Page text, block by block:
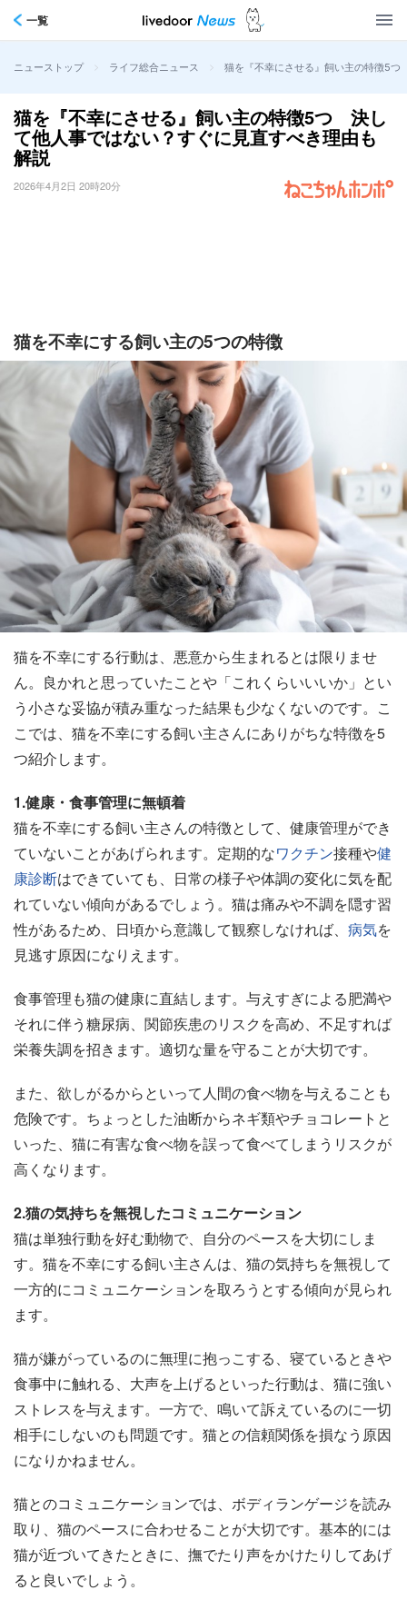
一覧
ニューストップ > ライフ総合ニュース > 猫を『不幸にさせる』飼い主の特徴5
猫を『不幸にさせる』飼い主の特徴5つ 決し
て他人事ではない？すぐに見直すべき理由も
解説
2026年4月2日 20時20分
猫を不幸にする飼い主の5つの特徴
猫を不幸にする行動は、悪意から生まれるとは限りませ
ん。良かれと思っていたことや「これくらいいいか」とい
う小さな妥協が積み重なった結果も少なくないのです。こ
こでは、猫を不幸にする飼い主さんにありがちな特徴を5
つ紹介します。
1.健康・食事管理に無頓着
猫を不幸にする飼い主さんの特徴として、健康管理ができ
ていないことがあげられます。定期的なワクチン接種や健
康診断はできていても、日常の様子や体調の変化に気を配
れていない傾向があるでしょう。猫は痛みや不調を隠す習
性があるため、日頃から意識して観察しなければ、 病気を
見逃す原因になりえます。
食事管理も猫の健康に直結します。与えすぎによる肥満や
それに伴う糖尿病、関節疾患のリスクを高め、不足すれば
栄養失調を招きます。適切な量を守ることが大切です。
また、欲しがるからといって人間の食べ物を与えることも
危険です。ちょっとした油断からネギ類やチョコレートと
いった、猫に有害な食べ物を誤って食べてしまうリスクが
高くなります。
2.猫の気持ちを無視したコミュニケーション
猫は単独行動を好む動物で、自分のペースを大切にしま
す。猫を不幸にする飼い主さんは、猫の気持ちを無視して
一方的にコミュニケーションを取ろうとする傾向が見られ
ます。
猫が嫌がっているのに無理に抱っこする、寝ているときや
食事中に触れる、大声を上げるといった行動は、猫に強い
ストレスを与えます。一方で、鳴いて訴えているのに一切
相手にしないのも問題です。猫との信頼関係を損なう原因
になりかねません。
猫とのコミュニケーションでは、ボディランゲージを読み
取り、猫のペースに合わせることが大切です。基本的には
猫が近づいてきたときに、撫でたり声をかけたりしてあげ
ると良いでしょう。